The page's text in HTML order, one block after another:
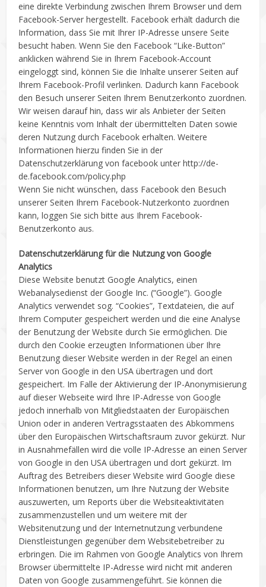
eine direkte Verbindung zwischen Ihrem Browser und dem
Facebook-Server hergestellt. Facebook erhält dadurch die
Information, dass Sie mit Ihrer IP-Adresse unsere Seite
besucht haben. Wenn Sie den Facebook “Like-Button”
anklicken während Sie in Ihrem Facebook-Account
eingeloggt sind, können Sie die Inhalte unserer Seiten auf
Ihrem Facebook-Profil verlinken. Dadurch kann Facebook
den Besuch unserer Seiten Ihrem Benutzerkonto zuordnen.
Wir weisen darauf hin, dass wir als Anbieter der Seiten
keine Kenntnis vom Inhalt der übermittelten Daten sowie
deren Nutzung durch Facebook erhalten. Weitere
Informationen hierzu finden Sie in der
Datenschutzerklärung von facebook unter http://de-
de.facebook.com/policy.php
Wenn Sie nicht wünschen, dass Facebook den Besuch
unserer Seiten Ihrem Facebook-Nutzerkonto zuordnen
kann, loggen Sie sich bitte aus Ihrem Facebook-
Benutzerkonto aus.
Datenschutzerklärung für die Nutzung von Google
Analytics
Diese Website benutzt Google Analytics, einen
Webanalysedienst der Google Inc. (“Google”). Google
Analytics verwendet sog. “Cookies”, Textdateien, die auf
Ihrem Computer gespeichert werden und die eine Analyse
der Benutzung der Website durch Sie ermöglichen. Die
durch den Cookie erzeugten Informationen über Ihre
Benutzung dieser Website werden in der Regel an einen
Server von Google in den USA übertragen und dort
gespeichert. Im Falle der Aktivierung der IP-Anonymisierung
auf dieser Webseite wird Ihre IP-Adresse von Google
jedoch innerhalb von Mitgliedstaaten der Europäischen
Union oder in anderen Vertragsstaaten des Abkommens
über den Europäischen Wirtschaftsraum zuvor gekürzt. Nur
in Ausnahmefällen wird die volle IP-Adresse an einen Server
von Google in den USA übertragen und dort gekürzt. Im
Auftrag des Betreibers dieser Website wird Google diese
Informationen benutzen, um Ihre Nutzung der Website
auszuwerten, um Reports über die Websiteaktivitäten
zusammenzustellen und um weitere mit der
Websitenutzung und der Internetnutzung verbundene
Dienstleistungen gegenüber dem Websitebetreiber zu
erbringen. Die im Rahmen von Google Analytics von Ihrem
Browser übermittelte IP-Adresse wird nicht mit anderen
Daten von Google zusammengeführt. Sie können die